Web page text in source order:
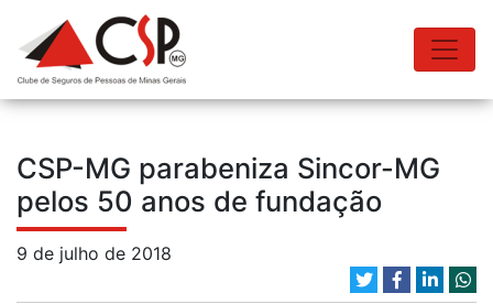
CSP-MG parabeniza Sincor-MG
pelos 50 anos de fundação
9 de julho de 2018